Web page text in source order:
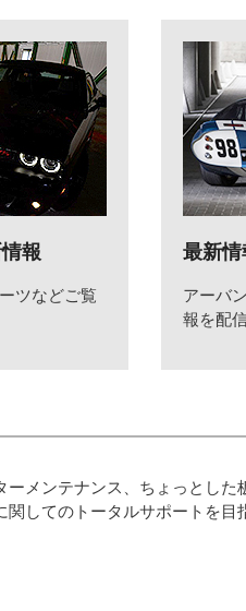
報
ツなどご覧
最新情
アーバ
報を配
ーメンテナンス、ちょっとした
関してのトータルサポートを目